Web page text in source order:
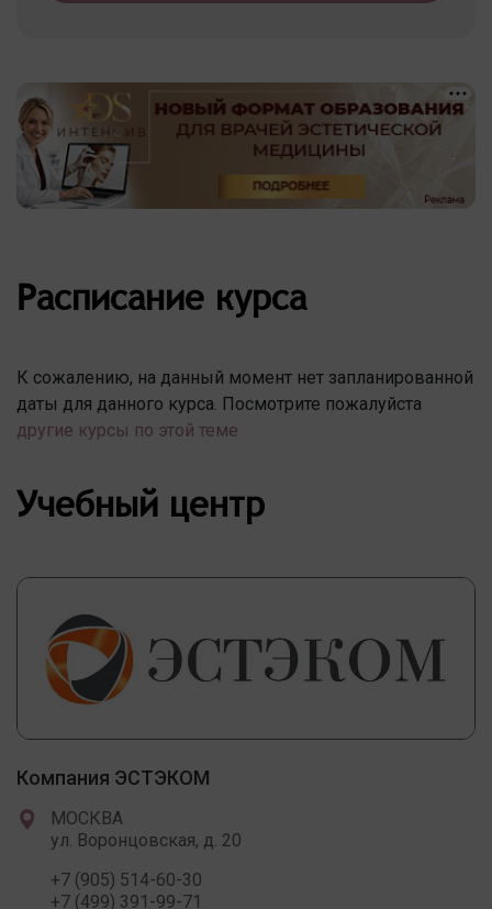
Расписание курса
К сожалению, на данный момент нет запланированной
даты для данного курса. Посмотрите пожалуйста
другие курсы по этой теме
Учебный центр
Компания ЭСТЭКОМ
МОСКВА
ул. Воронцовская, д. 20
+7 (905) 514-60-30
+7 (499) 391-99-71